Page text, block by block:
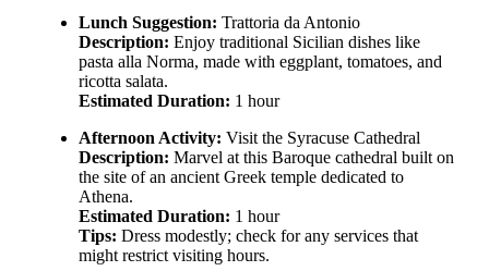
Lunch Suggestion: Trattoria da Antonio
Description: Enjoy traditional Sicilian dishes like
pasta alla Norma, made with eggplant, tomatoes, and
ricotta salata.
Estimated Duration: 1 hour
Afternoon Activity: Visit the Syracuse Cathedral
Description: Marvel at this Baroque cathedral built on
the site of an ancient Greek temple dedicated to
Athena.
Estimated Duration: 1 hour
Tips: Dress modestly; check for any services that
might restrict visiting hours.